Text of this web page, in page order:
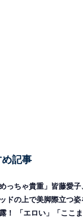
記事
めっちゃ貴重」皆藤愛子
ドの上で美脚際立つ姿
！ 「エロい」「ここま